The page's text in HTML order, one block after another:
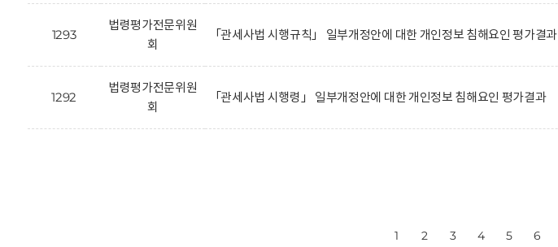
1293
법령평가전문위원
회
「관세사법 시행규칙」 일부개정안에 대한 개인정보 침해요인 평가결과
1292
법령평가전문위원
회
「관세사법 시행령」 일부개정안에 대한 개인정보 침해요인 평가결과
1 2 3 4 5 6